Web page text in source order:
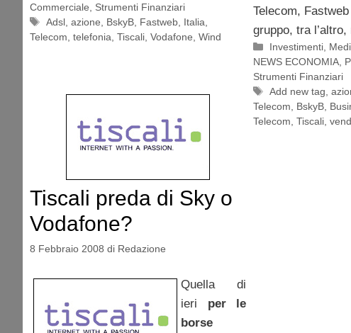
Commerciale
Strumenti Finanziari
Tag
Adsl ,azione BskyB Fastweb Italia
Telecom telefonia Tiscali Vodafone Wind
Telecom,
gruppo, tra l’altro,
Categorie
Investimenti
NEWS ECONOMIA,
Strumenti Finanziari
Tag
Add new tag ,
Telecom
BskyB,
Telecom Tiscali,
Tiscali preda di Sky o
Vodafone?
8 Febbraio 2008 di Redazione
Quella di
ieri per le
borse